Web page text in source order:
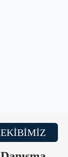
EKİBİMİZ